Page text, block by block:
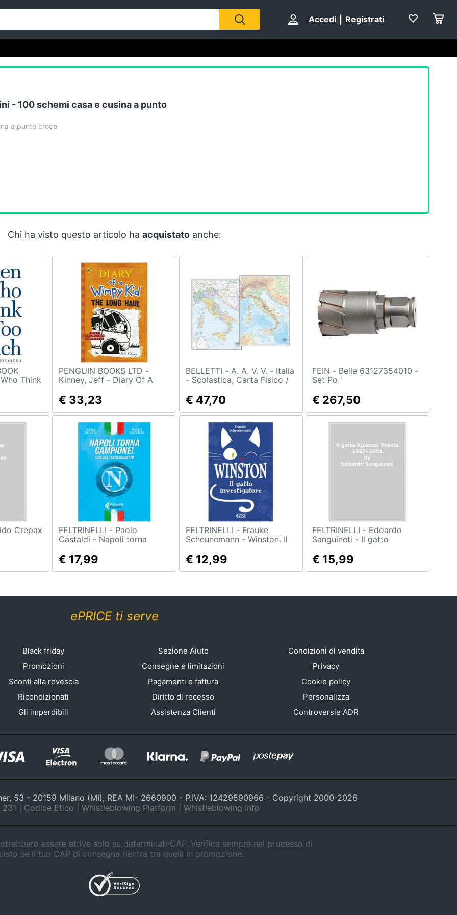
Accedi Registrati
- 100 schemi casa e cusina a punto
a punto croce
Chi ha visto questo articolo ha acquistatoanche:
And
Edizione:
PENGUIN BOOKS LTD -
Kinney, Jeff - Diary Of A
(Book 9) [ Edizione: Regno
Unito]
€ 33,23
BELLETTI - A. A. V. V. - Italia
- Scolastica, Carta Fisico /
€ 47,70
FEIN - Belle 63127354010 -
Set Po '
€ 267,50
FELTRINELLI - Paolo
Castaldi - Napoli torna
scudetto
€ 17,99
FELTRINELLI - Frauke
Scheunemann - Winston. Il
€ 12,99
FELTRINELLI - Edoardo
Sanguineti - Il gatto
€ 15,99
ePRICE ti serve
Black friday
Promozioni
Sconti alla rovescia
Ricondizionati
Gli imperdibili
Sezione Aiuto
Consegne e limitazioni
Pagamenti e fattura
Diritto di recesso
Assistenza Clienti
Condizioni di vendita
Privacy
Cookie policy
Personalizza
Controversie ADR
53 - 20159 Milano (MI), REA MI- 2660900 - P.IVA: 12429590966 - Copyright 2000-2026
Codice Etico Whistleblowing Platform Whistleblowing Info
essere attive solo su determinati CAP. Verifica sempre nel processo di
se il tuo CAP di consegna rientra tra quelli in promozione.